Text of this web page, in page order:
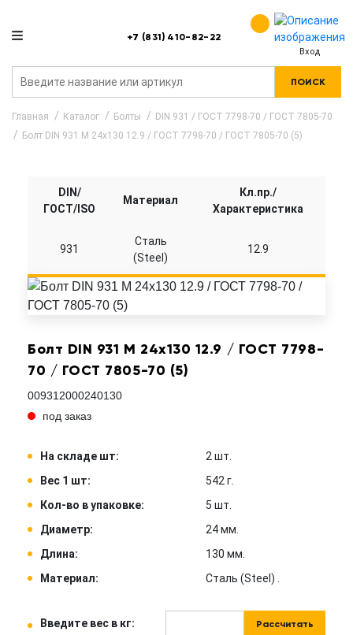
+7 (831) 410-82-22
Вход
ПОИСК
Главная Каталог Болты
DIN 931 / ГОСТ 7798-70 / ГОСТ 7805-70
Болт DIN 931 M 24x130 12.9 / ГОСТ 7798-70 / ГОСТ 7805-70 (5)
Болт DIN 931 M 24x130 12.9 / ГОСТ 7798-
70 / ГОСТ 7805-70 (5)
009312000240130
под заказ
На складе шт:
2 шт.
Вес 1 шт:
542 г.
Кол-во в упаковке:
5 шт.
Диаметр:
24 мм.
Длина:
130 мм.
Материал:
Сталь (Steel) .
Введите вес в кг: Рассчитать
DIN/
ГОСТ/ISO
Материал
Кл.пр./
Характеристика
931
Сталь
(Steel)
12.9